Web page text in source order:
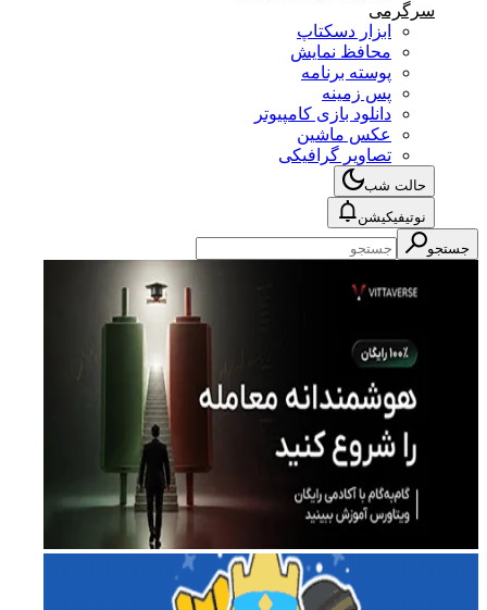
سرگرمی
ابزار دسکتاپ
محافظ نمایش
پوسته برنامه
پس زمینه
دانلود بازی کامپیوتر
عکس ماشین
تصاویر گرافیکی
حالت شب
نوتیفیکیشن
جستجو